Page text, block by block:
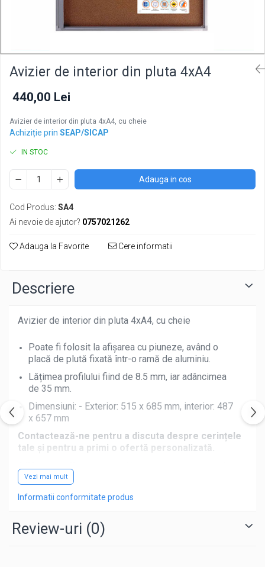
Avizier de interior din pluta 4xA4
440,00 Lei
Avizier de interior din pluta 4xA4, cu cheie
Achiziție prin SEAP/SICAP
IN STOC
Adauga in cos
Cod Produs: SA4
Ai nevoie de ajutor? 0757021262
Adauga la Favorite Cere informatii
Descriere
Avizier de interior din pluta 4xA4, cu cheie
Poate fi folosit la afișarea cu piuneze, având o
placă de plută fixată într-o ramă de aluminiu
Lățimea profilului fiind de 8.5 mm, iar adâncimea
de 35 mm.
Dimensiuni: - Exterior: 515 x 685 mm, interior: 487
x 657 mm
Contactează-ne pentru a discuta despre cerințele
tale și pentru a primi o ofertă personalizată.
afacerea într-un mod unic și atrăgător!
Mail:
comenzi@volu.ro
Facebook:volu.Braila
Vezi mai mult
Informatii conformitate produs
Review-uri (0)